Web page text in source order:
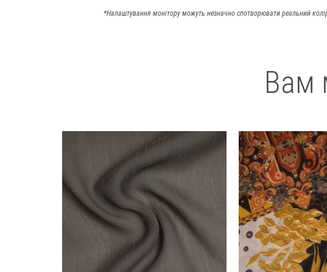
*Налаштування монітору можуть незначно спотворювати реальний
Вам